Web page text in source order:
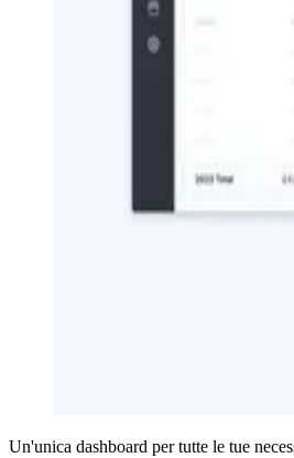
Un'unica dashboard per tutte le tue